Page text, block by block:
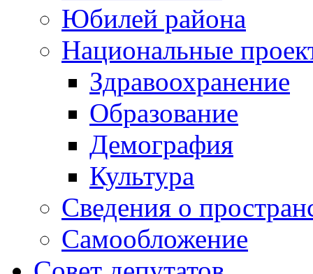
Юбилей района
Национальные
Здравоохранение
Образование
Демография
Культура
Сведения о
Самообложение